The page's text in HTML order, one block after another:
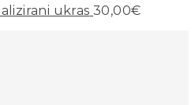
ukras 30,00€